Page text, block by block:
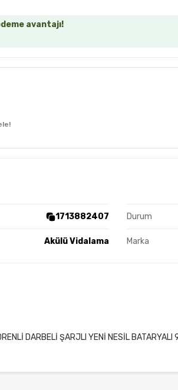
avantajı!
1713882407 Durum
Akülü Vidalama Marka
DARBELİ ŞARJLI YENİ NESİL